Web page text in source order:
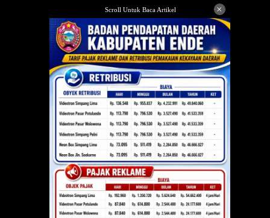
Scroll Untuk Baca Artikel ×